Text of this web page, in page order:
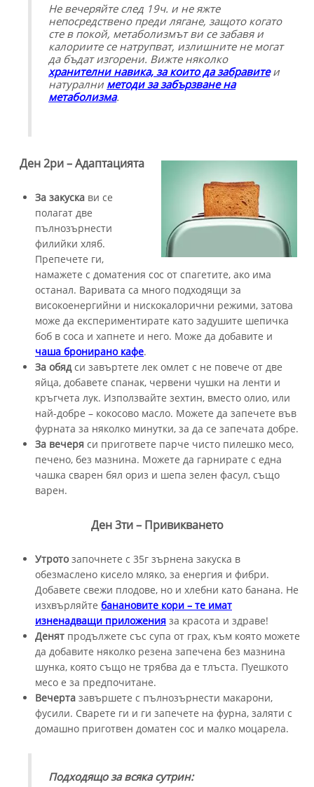
Не вечеряйте след 19ч. и не яжте
непосредствено преди лягане, защото когато
сте в покой, метаболизмът ви се забавя и
калориите се натрупват, излишните не могат
да бъдат изгорени. Вижте няколко
хранителни навика, за които да забравитеи
натурални методи за забързване на
метаболизма.
Ден 2ри – Адаптацията
За закуска ви се
полагат две
пълнозърнести
филийки хляб.
Препечете ги,
намажете с доматения сос от спагетите, ако има
останал. Варивата са много подходящи за
високоенергийни и нискокалорични режими, затова
може да експериментирате като задушите шепичка
боб в соса и хапнете и него. Може да добавите и
чаша бронирано кафе.
За обядси завъртете лек омлет с не повече от две
яйца, добавете спанак, червени чушки на ленти и
кръгчета лук. Използвайте зехтин, вместо олио, или
най-добре – кокосово масло. Можете да запечете във
фурната за няколко минутки, за да се запечата добре.
За вечеря си пригответе парче чисто пилешко месо,
печено, без мазнина. Можете да гарнирате с една
чашка сварен бял ориз и шепа зелен фасул, също
варен.
Ден 3ти – Привикването
Утротозапочнете с 35г зърнена закуска в
обезмаслено кисело мляко, за енергия и фибри.
Добавете свежи плодове, но и хлебни като банана. Не
изхвърляйте банановите кори – те имат
изненадващи приложения за красота и здраве!
Денят продължете със супа от грах, към която можете
да добавите няколко резена запечена без мазнина
шунка, която също не трябва да е тлъста. Пуешкото
месо е за предпочитане.
Вечерта завършете с пълнозърнести макарони,
фусили. Сварете ги и ги запечете на фурна, заляти с
домашно приготвен доматен сос и малко моцарела.
Подходящо завсяка сутрин: